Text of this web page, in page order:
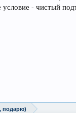
условие - чистый
подарю)